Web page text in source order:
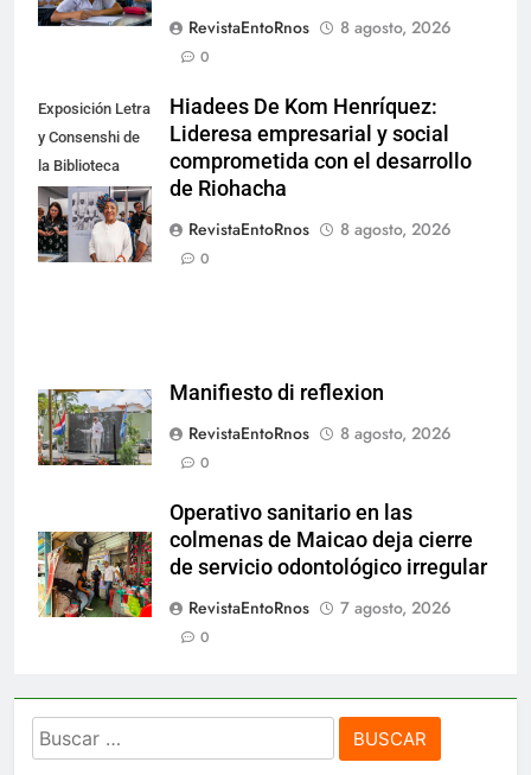
RevistaEntoRnos
8 agosto, 2026
0
Exposición Letra
y Consenshi de
la Biblioteca
Nacional de
Aruba en San
Nicolás.
Hiadees De Kom Henríquez:
Lideresa empresarial y social
comprometida con el desarrollo
de Riohacha
RevistaEntoRnos
8 agosto, 2026
0
Manifiesto di reflexion
RevistaEntoRnos
8 agosto, 2026
0
Operativo sanitario en las
colmenas de Maicao deja cierre
de servicio odontológico irregular
RevistaEntoRnos
7 agosto, 2026
0
Buscar: